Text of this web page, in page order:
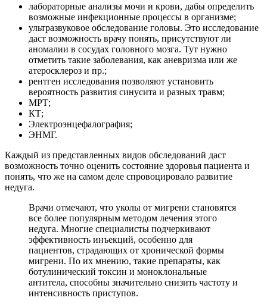
лабораторные анализы мочи и крови, дабы определить
возможные инфекционные процессы в организме;
ультразвуковое обследование головы. Это исследование
даст возможность врачу понять, присутствуют ли
аномалии в сосудах головного мозга. Тут нужно
отметить такие заболевания, как аневризма или же
атеросклероз и пр.;
рентген исследования позволяют установить
вероятность развития синусита и разных травм;
МРТ;
КТ;
Электроэнцефалография;
ЭНМГ.
Каждый из представленных видов обследований даст
возможность точно оценить состояние здоровья пациента и
понять, что же на самом деле спровоцировало развитие
недуга.
Врачи отмечают, что уколы от мигрени становятся
все более популярным методом лечения этого
недуга. Многие специалисты подчеркивают
эффективность инъекций, особенно для
пациентов, страдающих от хронической формы
мигрени. По их мнению, такие препараты, как
ботулинический токсин и моноклональные
антитела, способны значительно снизить частоту и
интенсивность приступов.